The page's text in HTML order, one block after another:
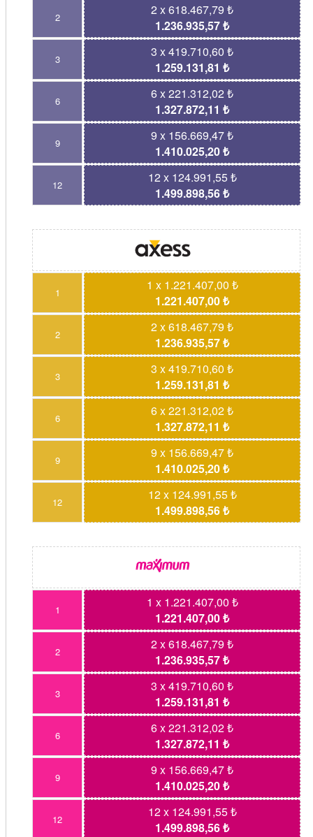
2
2 x 618.467,79 ₺
1.236.935,57 ₺
3
3 x 419.710,60 ₺
1.259.131,81 ₺
6
6 x 221.312,02 ₺
1.327.872,11 ₺
9
9 x 156.669,47 ₺
1.410.025,20 ₺
12
12 x 124.991,55 ₺
1.499.898,56 ₺
1
1 x 1.221.407,00 ₺
1.221.407,00 ₺
2
2 x 618.467,79 ₺
1.236.935,57 ₺
3
3 x 419.710,60 ₺
1.259.131,81 ₺
6
6 x 221.312,02 ₺
1.327.872,11 ₺
9
9 x 156.669,47 ₺
1.410.025,20 ₺
12
12 x 124.991,55 ₺
1.499.898,56 ₺
1
1 x 1.221.407,00 ₺
1.221.407,00 ₺
2
2 x 618.467,79 ₺
1.236.935,57 ₺
3
3 x 419.710,60 ₺
1.259.131,81 ₺
6
6 x 221.312,02 ₺
1.327.872,11 ₺
9
9 x 156.669,47 ₺
1.410.025,20 ₺
12
12 x 124.991,55 ₺
1.499.898,56 ₺